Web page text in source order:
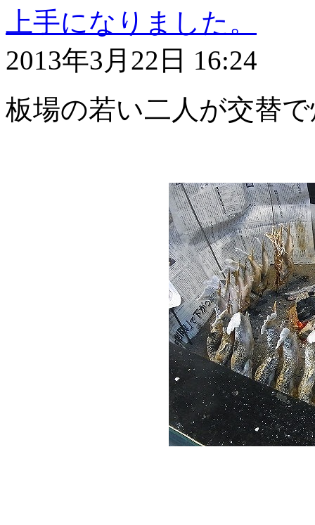
上手になりました。
2013年3月22日 16:24
板場の若い二人が交替